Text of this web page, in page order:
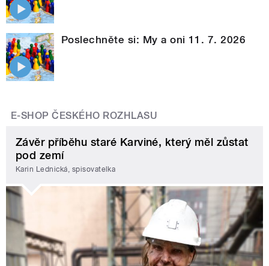
Poslechněte si: My a oni 11. 7. 2026
E-SHOP ČESKÉHO ROZHLASU
Závěr příběhu staré Karviné, který měl zůstat
pod zemí
Karin Lednická, spisovatelka